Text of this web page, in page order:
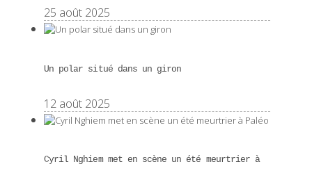
25 août 2025
Un polar situé dans un giron
12 août 2025
Cyril Nghiem met en scène un été meurtrier à